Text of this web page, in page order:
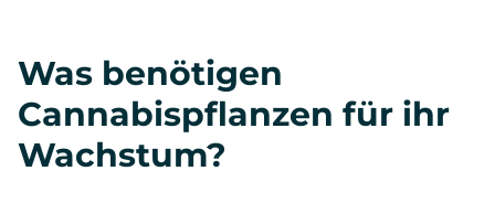
Was benötigen
Cannabispflanzen für ihr
Wachstum?